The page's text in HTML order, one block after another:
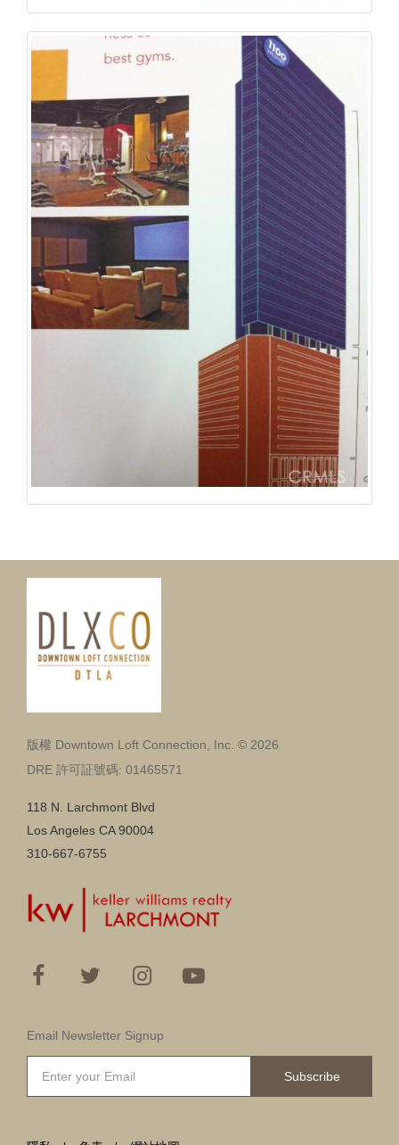
版權 Downtown Loft Connection, Inc. © 2026
DRE 許可証號碼: 01465571
118 N. Larchmont Blvd
Los Angeles CA 90004
310-667-6755
Email Newsletter Signup
Subscribe